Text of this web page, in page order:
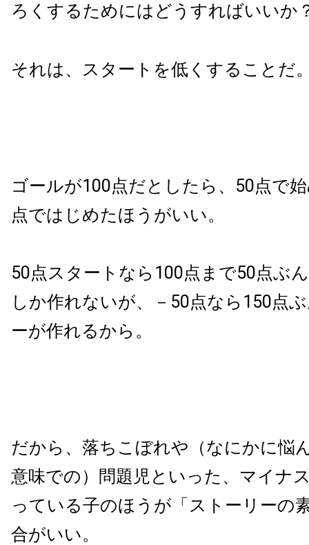
ろくするためにはどうすればいいか
それは、スタートを低くすることだ
ゴールが100点だとしたら、50点で
点ではじめたほうがいい。
50点スタートなら100点まで50点ぶ
しか作れないが、－50点なら150点
ーが作れるから。
だから、落ちこぼれや（なにかに悩
意味での）問題児といった、マイナ
っている子のほうが「ストーリーの
合がいい。